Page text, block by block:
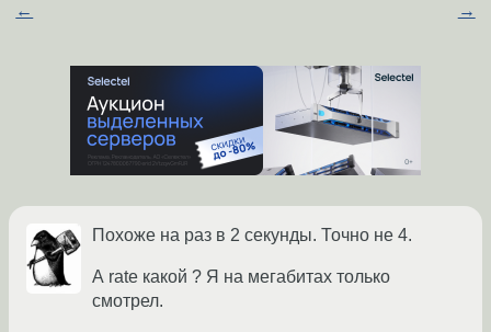
← →
Похоже на раз в 2 секунды. Точно не 4.
А rate какой ? Я на мегабитах только
смотрел.